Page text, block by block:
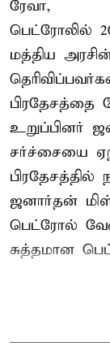
ரேவா,
பெட்ரோலில்
மத்திய அரசின்
பிரதேசத்தை
உறுப்பினர்
சர்ச்சையை
பிரதேசத்தில்
ஜனார்தன்
பெட்ரோல்
சுத்தமான